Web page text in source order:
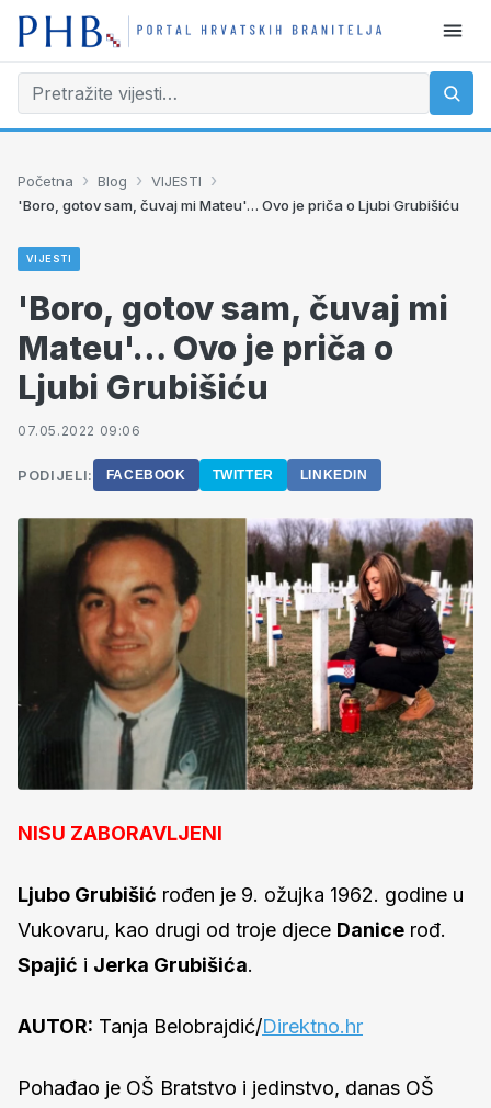
Početna › Blog › VIJESTI ›
'Boro, gotov sam, čuvaj mi Mateu'… Ovo je priča o Ljubi Grubišiću
VIJESTI
'Boro, gotov sam, čuvaj mi
Mateu'… Ovo je priča o
Ljubi Grubišiću
07.05.2022 09:06
PODIJELI: FACEBOOK TWITTER LINKEDIN
NISU ZABORAVLJENI
Ljubo Grubišić rođen je 9. ožujka 1962. godine u
Vukovaru, kao drugi od troje djece Danice rođ.
Spajić i Jerka Grubišića.
AUTOR: Tanja Belobrajdić/Direktno.hr
Pohađao je OŠ Bratstvo i jedinstvo, danas OŠ